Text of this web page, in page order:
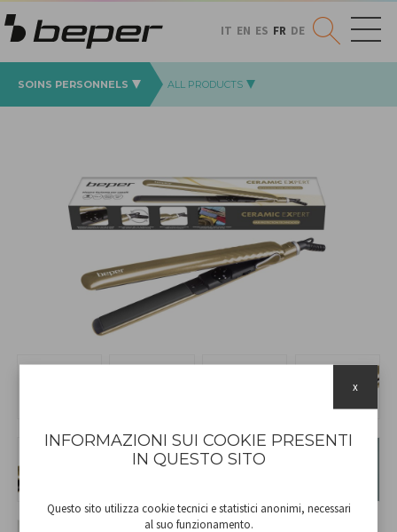
IT EN ES FR DE
SOINS PERSONNELS ALL PRODUCTS
INFORMAZIONI SUI COOKIE PRESENTI
IN QUESTO SITO
Questo sito utilizza cookie tecnici e statistici anonimi, necessari
al suo funzionamento.
x